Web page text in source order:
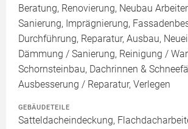
Beratung, Renovierung, Neubau
Sanierung, Imprägnierung,
Durchführung, Reparatur, Ausbau,
Dämmung / Sanierung, Reinigung /
Schornsteinbau, Dachrinnen &
Ausbesserung / Reparatur, Verlegen
GEBÄUDETEILE
Satteldacheindeckung,